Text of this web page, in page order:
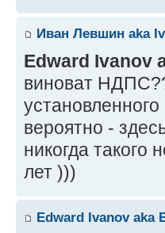
Иван Левшин aka
Edward Ivanov
виноват
вероятно -
никогда
лет )))
Edward Ivanov aka